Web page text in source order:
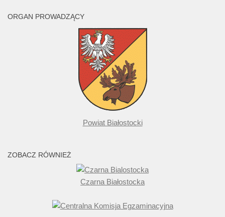
ORGAN PROWADZĄCY
Powiat Białostocki
ZOBACZ RÓWNIEŻ
Czarna Białostocka